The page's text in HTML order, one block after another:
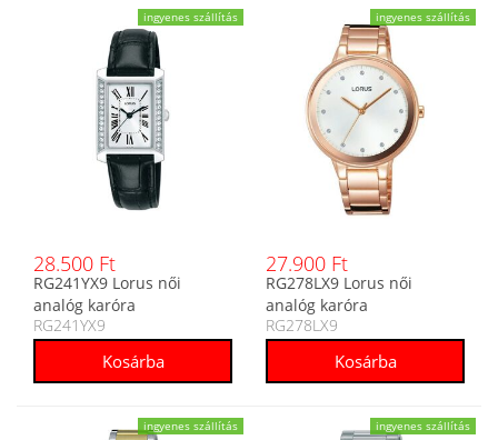
ingyenes szállítás
28.500 Ft
RG241YX9 Lorus női
analóg karóra
RG241YX9
ingyenes szállítás
27.900 Ft
RG278LX9 Lorus női
analóg karóra
RG278LX9
ingyenes szállítás ingyenes szállítás